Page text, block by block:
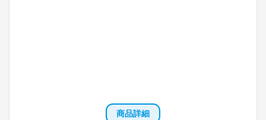
商品詳細